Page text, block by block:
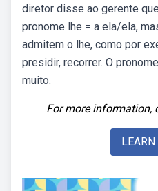
diretor disse ao gerente
pronome lhe = a ela/ela,
admitem o lhe, como por
presidir, recorrer. O
muito.
For more information,